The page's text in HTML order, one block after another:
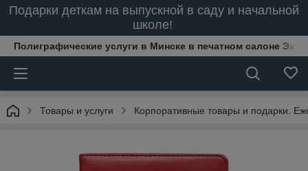
Подарки деткам на выпускной в саду и начальной
школе!
Полиграфические услуги в Минске в печатном салоне
Товары и услуги Корпоративные товары и подарки.